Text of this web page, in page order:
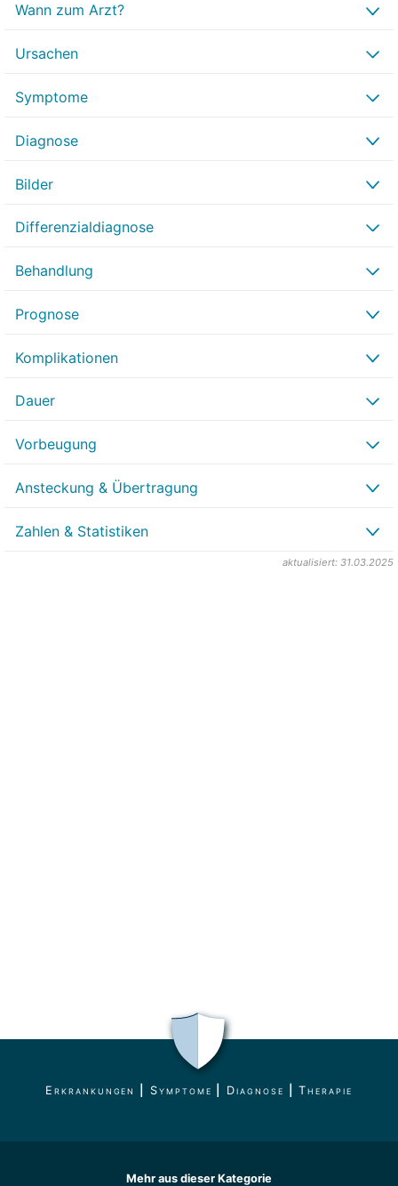
Wann zum Arzt?
Ursachen
Symptome
Diagnose
Bilder
Differenzialdiagnose
Behandlung
Prognose
Komplikationen
Dauer
Vorbeugung
Ansteckung & Übertragung
Zahlen & Statistiken
aktualisiert: 31.03.2025
Erkrankungen Symptome Diagnose |Therapie
Mehr aus dieser Kategorie